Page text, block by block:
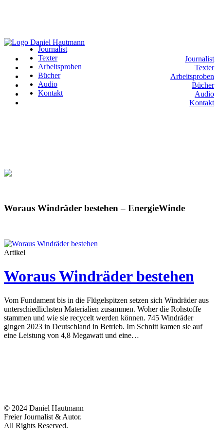
Journalist
Texter
Arbeitsproben
Bücher
Audio
Kontakt
Journalist
Texter
Arbeitsproben
Bücher
Audio
Kontakt
Woraus Windräder bestehen – EnergieWinde
Artikel
Woraus Windräder bestehen
Vom Fundament bis in die Flügelspitzen setzen sich Windräder aus
unterschiedlichsten Materialien zusammen. Woher die Rohstoffe
stammen und wie sie recycelt werden können. 745 Windräder
gingen 2023 in Deutschland in Betrieb. Im Schnitt kamen sie auf
eine Leistung von 4,8 Megawatt und eine…
© 2024 Daniel Hautmann
Freier Journalist & Autor.
All Rights Reserved.